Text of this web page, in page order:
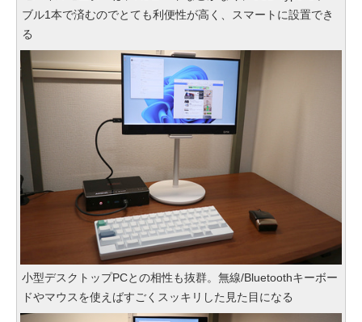
ブル1本で済むのでとても利便性が高く、スマートに設置でき
る
小型デスクトップPCとの相性も抜群。無線/Bluetoothキーボー
ドやマウスを使えばすごくスッキリした見た目になる